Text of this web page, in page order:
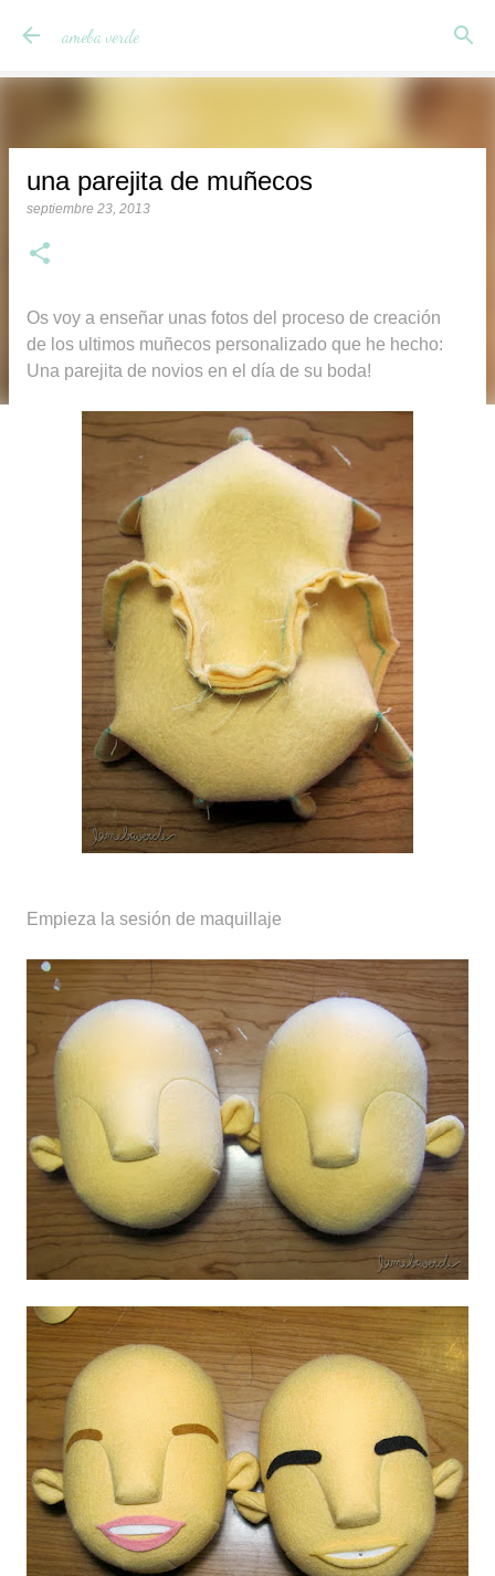
ameba verde
una parejita de muñecos
septiembre 23, 2013
Os voy a enseñar unas fotos del proceso de creación
de los ultimos muñecos personalizado que he hecho:
Una parejita de novios en el día de su boda!
Empieza la sesión de maquillaje